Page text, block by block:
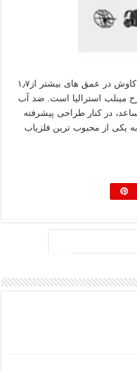
فلزیاب مانتیکور فلزیاب مانتیکور با توانایی کاوش در عمق های بیشتر از۱٫۷
مینلب استرالیا است. ضد آب
در کنار طراحی پیشرفته
یکی از محبوب ترین فلزیاب